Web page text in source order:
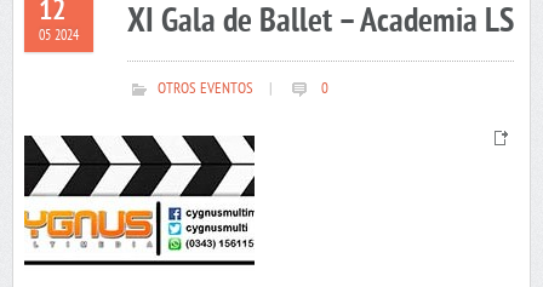
12
05 2024 XI Gala de Ballet – Academia LS
OTROS EVENTOS 0